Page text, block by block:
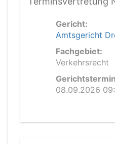
Gericht:
Amtsgericht
Fachgebiet:
Verkehrsrecht
08.09.2026